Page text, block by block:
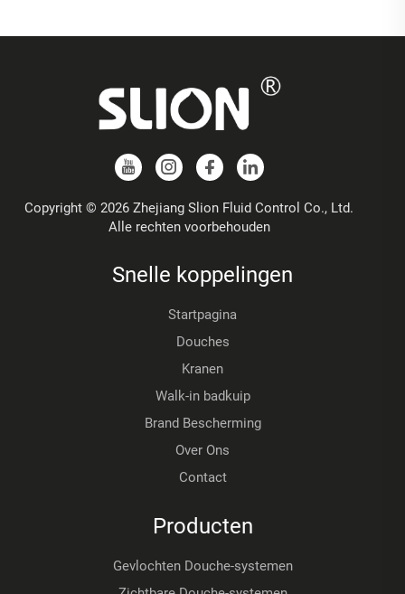
Copyright © 2026 Zhejiang Slion Fluid Control Co., Ltd.
Alle rechten voorbehouden
Snelle koppelingen
Startpagina
Douches
Kranen
Walk-in badkuip
Brand Bescherming
Over Ons
Contact
Producten
Gevlochten Douche-systemen